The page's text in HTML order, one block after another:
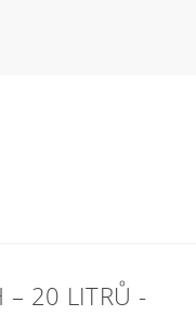
– 20 LITRŮ -